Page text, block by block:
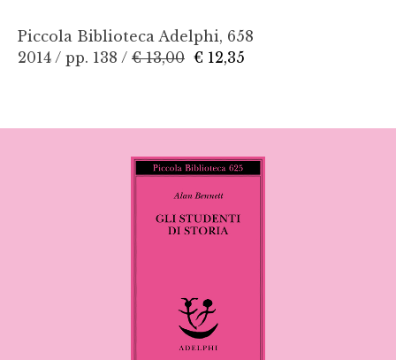
Piccola Biblioteca Adelphi, 658
2014 / pp. 138 / € 13,00 € 12,35